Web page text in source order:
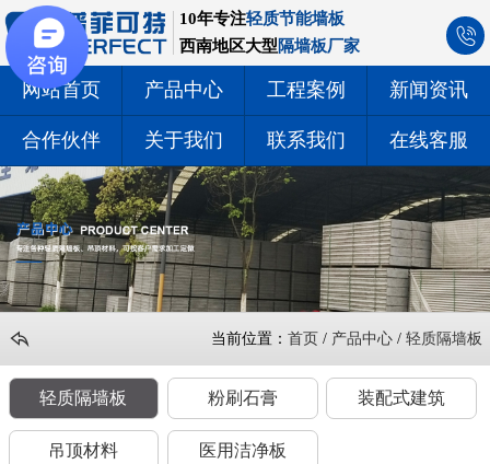
10年专注轻质节能墙板
西南地区大型隔墙板厂家
网站首页 产品中心 工程案例 新闻资讯
合作伙伴 关于我们 联系我们 在线客服
当前位置： 首页 / 产品中心 / 轻质隔墙板
轻质隔墙板 粉刷石膏 装配式建筑
吊顶材料 医用洁净板